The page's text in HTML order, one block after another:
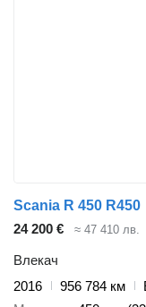
Scania R 450 R450
24 200 €
≈ 47 410 лв.
Влекач
2016
956 784 км